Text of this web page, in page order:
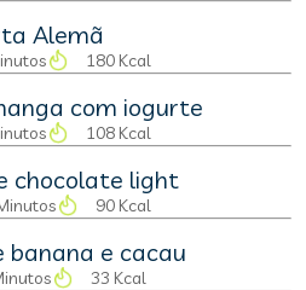
Alemã
180 Kcal
com iogurte
108 Kcal
chocolate light
90 Kcal
banana e cacau
33 Kcal